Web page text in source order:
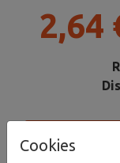
2,64
Cookies